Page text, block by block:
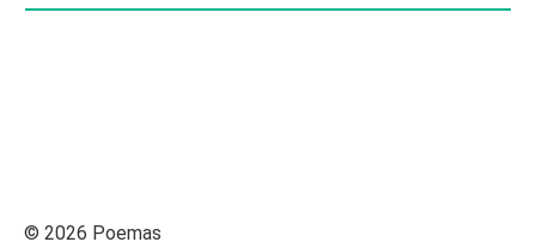
© 2026 Poemas